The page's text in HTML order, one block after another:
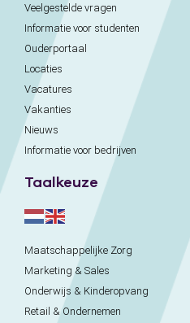
Veelgestelde vragen
Informatie voor studenten
Ouderportaal
Locaties
Vacatures
Vakanties
Nieuws
Informatie voor bedrijven
Taalkeuze
Maatschappelijke Zorg
Marketing & Sales
Onderwijs & Kinderopvang
Retail & Ondernemen